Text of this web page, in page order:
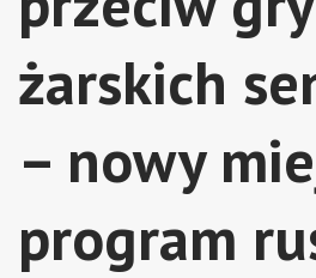
żarskich
– nowy
program